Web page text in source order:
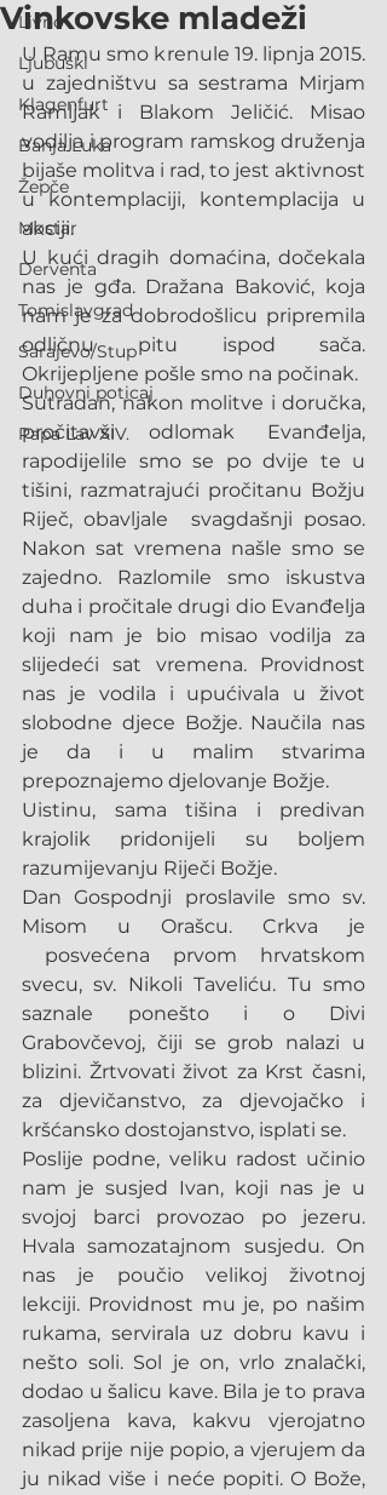
Livno
Ljubuški
Klagenfurt
Banja Luka
Žepče
Mostar
Derventa
Tomislavgrad
Sarajevo/Stup
Duhovni poticaj
Papa Lav XIV.
Vinkovske mladeži
U Ramu smo krenule 19. lipnja 2015.
u zajedništvu sa sestrama Mirjam
Ramljak i Blakom Jeličić. Misao
vodilja i program ramskog druženja
bijaše molitva i rad, to jest aktivnost
u kontemplaciji, kontemplacija u
akciji.
U kući dragih domaćina, dočekala
nas je gđa. Dražana Baković, koja
nam je za dobrodošlicu pripremila
odličnu pitu ispod sača.
Okrijepljene pošle smo na počinak.
Sutradan, nakon molitve i doručka,
pročitavši odlomak Evanđelja,
rapodijelile smo se po dvije te u
tišini, razmatrajući pročitanu Božju
Riječ, obavljale  svagdašnji posao.
Nakon sat vremena našle smo se
zajedno. Razlomile smo iskustva
duha i pročitale drugi dio Evanđelja
koji nam je bio misao vodilja za
slijedeći sat vremena. Providnost
nas je vodila i upućivala u život
slobodne djece Božje. Naučila nas
je da i u malim stvarima
prepoznajemo djelovanje Božje.
Uistinu, sama tišina i predivan
krajolik pridonijeli su boljem
razumijevanju Riječi Božje.
Dan Gospodnji proslavile smo sv.
Misom u Orašcu. Crkva je
posvećena prvom hrvatskom
svecu, sv. Nikoli Taveliću. Tu smo
saznale ponešto i o Divi
Grabovčevoj, čiji se grob nalazi u
blizini. Žrtvovati život za Krst časni,
za djevičanstvo, za djevojačko i
kršćansko dostojanstvo, isplati se.
Poslije podne, veliku radost učinio
nam je susjed Ivan, koji nas je u
svojoj barci provozao po jezeru.
Hvala samozatajnom susjedu. On
nas je poučio velikoj životnoj
lekciji. Providnost mu je, po našim
rukama, servirala uz dobru kavu i
nešto soli. Sol je on, vrlo znalački,
dodao u šalicu kave. Bila je to prava
zasoljena kava, kakvu vjerojatno
nikad prije nije popio, a vjerujem da
ju nikad više i neće popiti. O Bože,